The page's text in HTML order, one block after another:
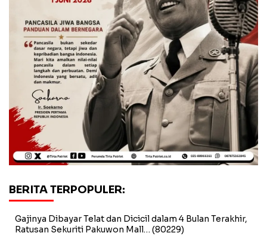
BERITA TERPOPULER:
Gajinya Dibayar Telat dan Dicicil dalam 4 Bulan Terakhir,
Ratusan Sekuriti Pakuwon Mall… (80229)